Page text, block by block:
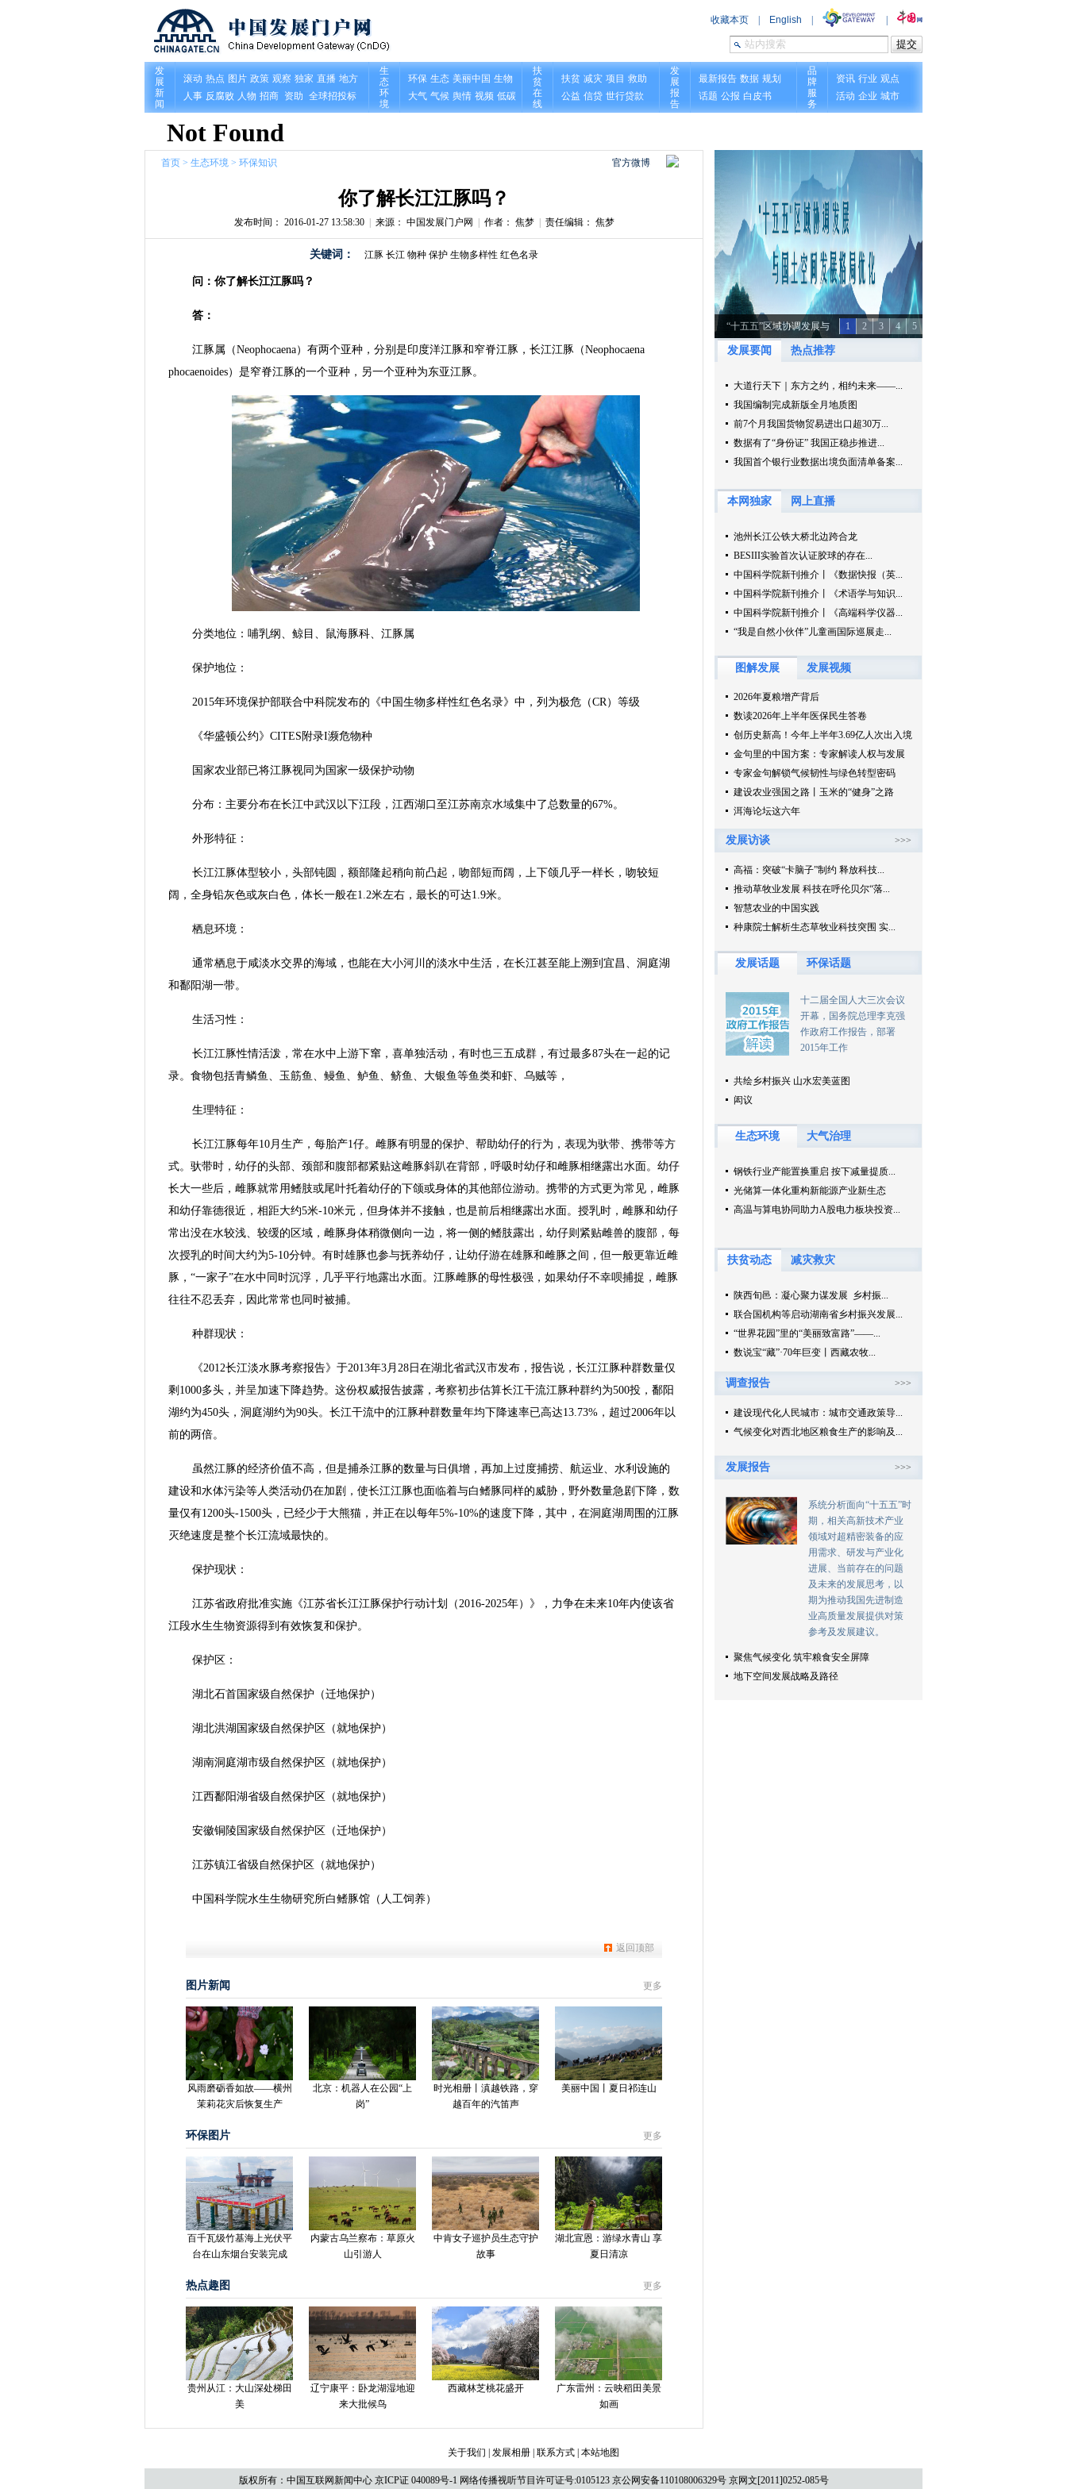
官方微博
首页 > 生态环境 > 环保知识
你了解长江江豚吗？
发布时间： 2016-01-27 13:58:30| 来源： 中国发展门户网 作者： 焦梦| 责任编辑： 焦梦
关键词： 江豚 长江 物种 保护 生物多样性 红色名录
问：你了解长江江豚吗？
答：
江豚属（Neophocaena）有两个亚种，分别是印度洋江豚和窄脊江豚，长江江豚（Neophocaena
phocaenoides）是窄脊江豚的一个亚种，另一个亚种为东亚江豚。
分类地位：哺乳纲、鲸目、鼠海豚科、江豚属
保护地位：
2015年环境保护部联合中科院发布的《中国生物多样性红色名录》中，列为极危（CR）等级
《华盛顿公约》CITES附录I濒危物种
国家农业部已将江豚视同为国家一级保护动物
分布：主要分布在长江中武汉以下江段，江西湖口至江苏南京水域集中了总数量的67%。
外形特征：
长江江豚体型较小，头部钝圆，额部隆起稍向前凸起，吻部短而阔，上下颌几乎一样长，吻较短
阔，全身铅灰色或灰白色，体长一般在1.2米左右，最长的可达1.9米。
栖息环境：
通常栖息于咸淡水交界的海域，也能在大小河川的淡水中生活，在长江甚至能上溯到宜昌、洞庭湖
和鄱阳湖一带。
生活习性：
长江江豚性情活泼，常在水中上游下窜，喜单独活动，有时也三五成群，有过最多87头在一起的记
录。食物包括青鳞鱼、玉筋鱼、鳗鱼、鲈鱼、鲚鱼、大银鱼等鱼类和虾、乌贼等，
生理特征：
长江江豚每年10月生产，每胎产1仔。雌豚有明显的保护、帮助幼仔的行为，表现为驮带、携带等方
式。驮带时，幼仔的头部、颈部和腹部都紧贴这雌豚斜趴在背部，呼吸时幼仔和雌豚相继露出水面。幼仔
长大一些后，雌豚就常用鳍肢或尾叶托着幼仔的下颌或身体的其他部位游动。携带的方式更为常见，雌豚
和幼仔靠德很近，相距大约5米-10米元，但身体并不接触，也是前后相继露出水面。授乳时，雌豚和幼仔
常出没在水较浅、较缓的区域，雌豚身体稍微侧向一边，将一侧的鳍肢露出，幼仔则紧贴雌兽的腹部，每
次授乳的时间大约为5-10分钟。有时雄豚也参与抚养幼仔，让幼仔游在雄豚和雌豚之间，但一般更靠近雌
豚，“一家子”在水中同时沉浮，几乎平行地露出水面。江豚雌豚的母性极强，如果幼仔不幸呗捕捉，雌豚
往往不忍丢弃，因此常常也同时被捕。
种群现状：
《2012长江淡水豚考察报告》于2013年3月28日在湖北省武汉市发布，报告说，长江江豚种群数量仅
剩1000多头，并呈加速下降趋势。这份权威报告披露，考察初步估算长江干流江豚种群约为500投，鄱阳
湖约为450头，洞庭湖约为90头。长江干流中的江豚种群数量年均下降速率已高达13.73%，超过2006年以
前的两倍。
虽然江豚的经济价值不高，但是捕杀江豚的数量与日俱增，再加上过度捕捞、航运业、水利设施的
建设和水体污染等人类活动仍在加剧，使长江江豚也面临着与白鳍豚同样的威胁，野外数量急剧下降，数
量仅有1200头-1500头，已经少于大熊猫，并正在以每年5%-10%的速度下降，其中，在洞庭湖周围的江豚
灭绝速度是整个长江流域最快的。
保护现状：
江苏省政府批准实施《江苏省长江江豚保护行动计划（2016-2025年）》，力争在未来10年内使该省
江段水生生物资源得到有效恢复和保护。
保护区：
湖北石首国家级自然保护（迁地保护）
湖北洪湖国家级自然保护区（就地保护）
湖南洞庭湖市级自然保护区（就地保护）
江西鄱阳湖省级自然保护区（就地保护）
安徽铜陵国家级自然保护区（迁地保护）
江苏镇江省级自然保护区（就地保护）
中国科学院水生生物研究所白鳍豚馆（人工饲养）
返回顶部